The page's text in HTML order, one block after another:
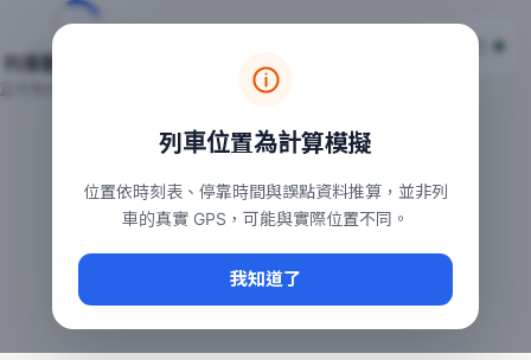
台鐵列車即時位置地圖
本頁顯示目前全台鐵運行中的列車位置，涵蓋自強、普悠瑪、
常用查詢：
、台中車站即時動態
台鐵即時動態
列車位置為計算模擬
位置依時刻表、停靠時間與誤點資料推算，並非列
車的真實 GPS，可能與實際位置不同。
我知道了
列車動態載入中…